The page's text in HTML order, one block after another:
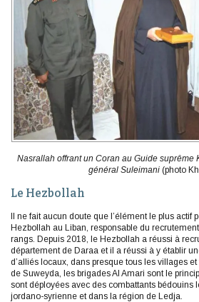
Nasrallah offrant un Coran au Guide suprême
général Suleimani(photo
Le Hezbollah
Il ne fait aucun doute que l’élément le plus actif
Hezbollah au Liban, responsable du
rangs. Depuis 2018, le Hezbollah a réussi à
département de Daraa et il a réussi à y établir
d’alliés locaux, dans presque tous les villages
de Suweyda, les brigades Al Amari sont le
sont déployées avec des combattants bédouins
jordano-syrienne et dans la région de Ledja.